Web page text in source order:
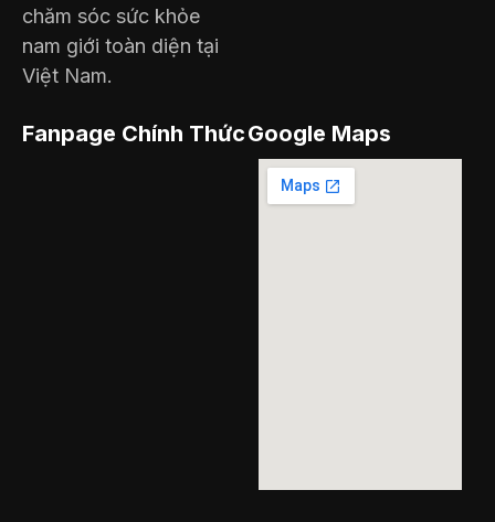
chăm sóc sức khỏe
nam giới toàn diện tại
Việt Nam.
Fanpage Chính ThứcGoogle Maps